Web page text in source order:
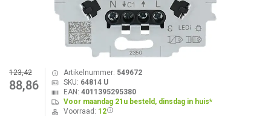
123,42
88,86
Artikelnummer: 549672
SKU: 64814 U
EAN: 4011395295380
Voor maandag 21u besteld, dinsdag in huis*
Voorraad: 12